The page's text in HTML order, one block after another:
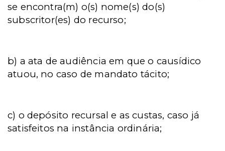
se encontra(m) o(s) nome(s) do(s)
subscritor(es) do recurso;
b) a ata de audiência em que o causídico
atuou, no caso de mandato tácito;
c) o depósito recursal e as custas, caso já
satisfeitos na instância ordinária;